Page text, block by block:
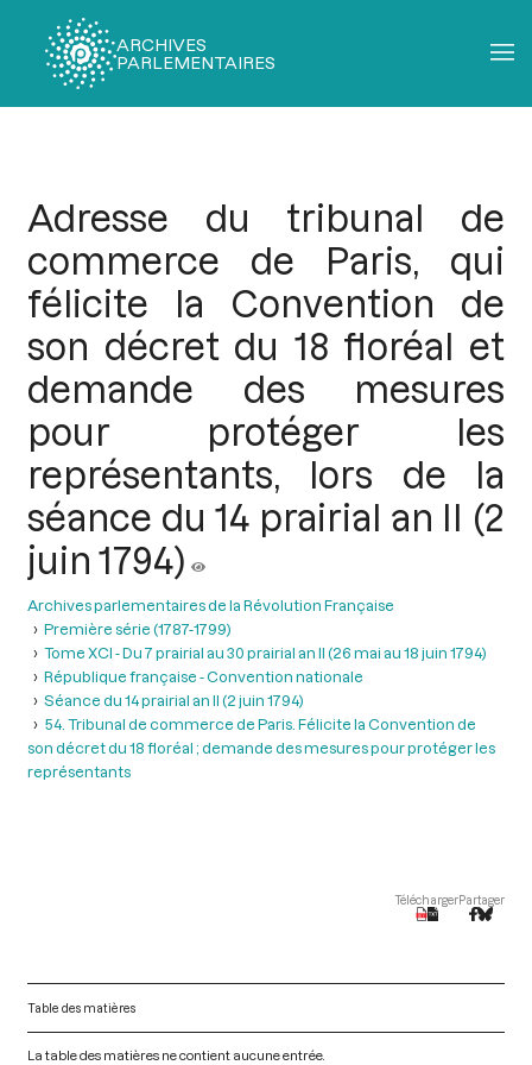
ARCHIVES
PARLEMENTAIRES
Adresse du tribunal de
commerce de Paris, qui
félicite la Convention de
son décret du 18 floréal et
demande des mesures
pour protéger les
représentants, lors de la
séance du 14 prairial an II (2
juin 1794)
Archives parlementaires de la Révolution Française
Première série (1787-1799)
Tome XCI - Du 7 prairial au 30 prairial an II (26 mai au 18 juin 1794)
République française - Convention nationale
Séance du 14 prairial an II (2 juin 1794)
54. Tribunal de commerce de Paris. Félicite la Convention de
son décret du 18 floréal ; demande des mesures pour protéger les
représentants
TéléchargerPartager
Table des matières
La table des matières ne contient aucune entrée.